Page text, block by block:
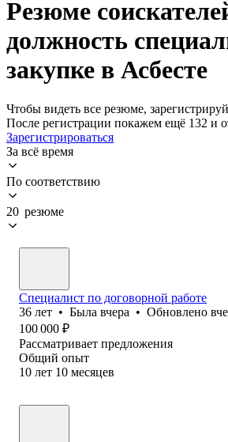
Резюме
должность
закупке в Асбесте
Чтобы видеть все резюме,
После регистрации покажем ещё 132 и
Зарегистрироваться
За всё время
По соответствию
20 резюме
Специалист по договорной работе
36 лет • Была вчера • Обновлено
100 000 ₽
Рассматривает предложения
Общий опыт
10 лет 10 месяцев